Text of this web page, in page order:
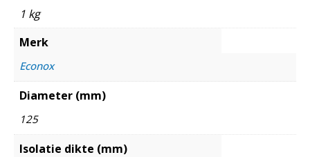
1 kg
Merk
Econox
Diameter (mm)
125
Isolatie dikte (mm)